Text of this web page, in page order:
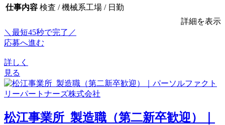
仕事内容 検査 / 機械系工場 / 日勤
詳細を表示
＼最短45秒で完了／
応募へ進む
詳しく
見る
松江事業所_製造職（第二新卒歓迎）｜